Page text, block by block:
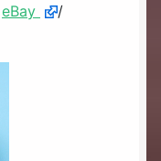
eBay
/